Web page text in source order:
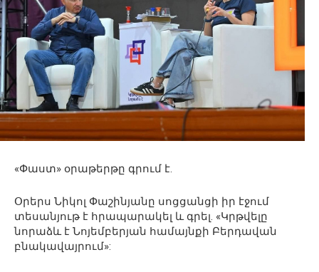
«Փաստ» օրաթերթը գրում է.
Օրերս Նիկոլ Փաշինյանը սոցցանցի իր էջում
տեսանյութ է հրապարակել և գրել. «Կրթվելը
նորաձև է Նոյեմբերյան համայնքի Բերդավան
բնակավայրում»: